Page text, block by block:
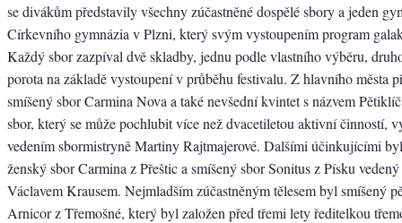
se divákům představily všechny zúčastněné dospělé sbory a jeden
Církevního gymnázia v Plzni, který svým vystoupením program
Každý sbor zazpíval dvě skladby, jednu podle vlastního výběru,
porota na základě vystoupení v průběhu festivalu. Z hlavního města
smíšený sbor Carmina Nova a také nevšední kvintet s názvem
sbor, který se může pochlubit více než dvacetiletou aktivní činností,
vedením sbormistryně Martiny Rajtmajerové. Dalšími účinkujícími
ženský sbor Carmina z Přeštic a smíšený sbor Sonitus z Písku
Václavem Krausem. Nejmladším zúčastněným tělesem byl smíšený
Arnicor z Třemošné, který byl založen před třemi lety ředitelkou